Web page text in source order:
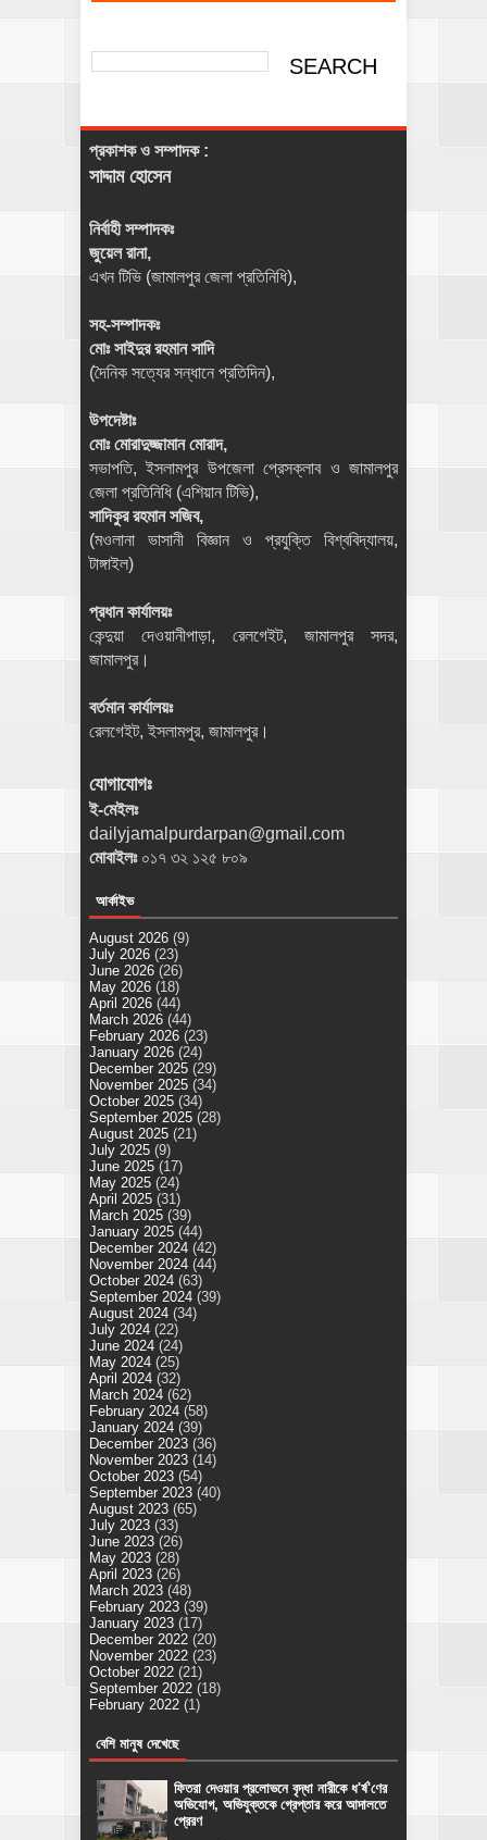
প্রকাশক ও সম্পাদক :
সাদ্দাম হোসেন
নির্বাহী সম্পাদকঃ
জুয়েল রানা,
এখন টিভি (জামালপুর জেলা প্রতিনিধি),
সহ-সম্পাদকঃ
মোঃ সাইদুর রহমান সাদি
(দৈনিক সত্যের সন্ধানে প্রতিদিন),
উপদেষ্টাঃ
মোঃ মোরাদুজ্জামান মোরাদ,
সভাপতি, ইসলামপুর উপজেলা প্রেসক্লাব ও জামালপুর
জেলা প্রতিনিধি (এশিয়ান টিভি),
সাদিকুর রহমান সজিব,
(মওলানা ভাসানী বিজ্ঞান ও প্রযুক্তি বিশ্ববিদ্যালয়,
টাঙ্গাইল)
প্রধান কার্যালয়ঃ
কেন্দুয়া দেওয়ানীপাড়া, রেলগেইট, জামালপুর সদর,
জামালপুর।
বর্তমান কার্যালয়ঃ
রেলগেইট, ইসলামপুর, জামালপুর।
যোগাযোগঃ
ই-মেইলঃ
dailyjamalpurdarpan@gmail.com
মোবাইলঃ ০১৭ ৩২ ১২৫ ৮০৯
আর্কাইভ
August 2026 (9)
July 2026 (23)
June 2026 (26)
May 2026 (18)
April 2026 (44)
March 2026 (44)
February 2026 (23)
January 2026 (24)
December 2025 (29)
November 2025 (34)
October 2025 (34)
September 2025 (28)
August 2025 (21)
July 2025 (9)
June 2025 (17)
May 2025 (24)
April 2025 (31)
March 2025 (39)
January 2025 (44)
December 2024 (42)
November 2024 (44)
October 2024 (63)
September 2024 (39)
August 2024 (34)
July 2024 (22)
June 2024 (24)
May 2024 (25)
April 2024 (32)
March 2024 (62)
February 2024 (58)
January 2024 (39)
December 2023 (36)
November 2023 (14)
October 2023 (54)
September 2023 (40)
August 2023 (65)
July 2023 (33)
June 2023 (26)
May 2023 (28)
April 2023 (26)
March 2023 (48)
February 2023 (39)
January 2023 (17)
December 2022 (20)
November 2022 (23)
October 2022 (21)
September 2022 (18)
February 2022 (1)
বেশি মানুষ দেখেছে
ফিতরা দেওয়ার প্রলোভনে বৃদ্ধা নারীকে ধ'র্ষ'ণের
অভিযোগ, অভিযুক্তকে গ্রেপ্তার করে আদালতে
প্রেরণ